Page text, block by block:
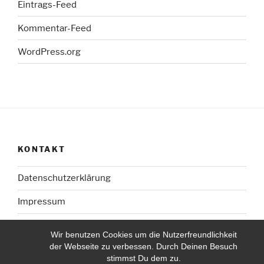
Wir benutzen Cookies um die Nutzerfreundlichkeit
der Webseite zu verbessen. Durch Deinen Besuch
stimmst Du dem zu.
Eintrags-Feed
Kommentar-Feed
WordPress.org
KONTAKT
Datenschutzerklärung
Impressum